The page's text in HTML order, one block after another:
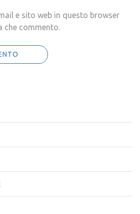
e sito web in questo browser
che commento.